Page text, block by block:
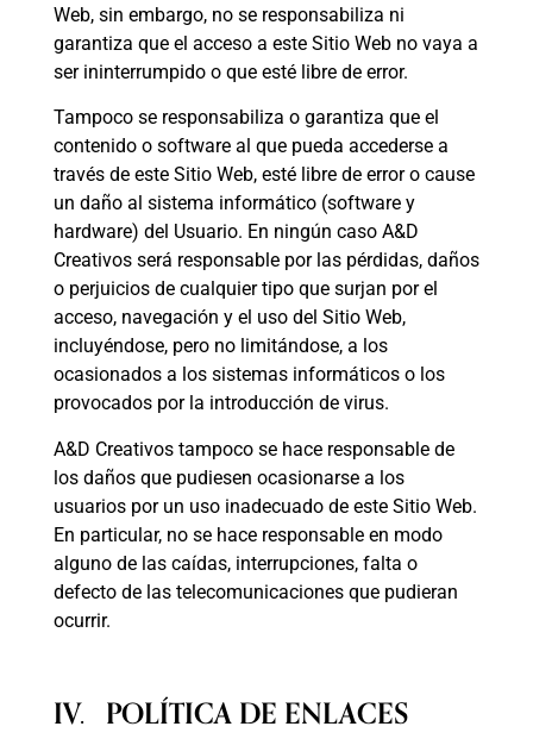
Web, sin embargo, no se responsabiliza ni
garantiza que el acceso a este Sitio Web no vaya a
ser ininterrumpido o que esté libre de error.
Tampoco se responsabiliza o garantiza que el
contenido o software al que pueda accederse a
través de este Sitio Web, esté libre de error o cause
un daño al sistema informático (software y
hardware) del Usuario. En ningún caso A&D
Creativos será responsable por las pérdidas, daños
o perjuicios de cualquier tipo que surjan por el
acceso, navegación y el uso del Sitio Web,
incluyéndose, pero no limitándose, a los
ocasionados a los sistemas informáticos o los
provocados por la introducción de virus.
A&D Creativos tampoco se hace responsable de
los daños que pudiesen ocasionarse a los
usuarios por un uso inadecuado de este Sitio Web.
En particular, no se hace responsable en modo
alguno de las caídas, interrupciones, falta o
defecto de las telecomunicaciones que pudieran
ocurrir.
IV. POLÍTICA DE ENLACES